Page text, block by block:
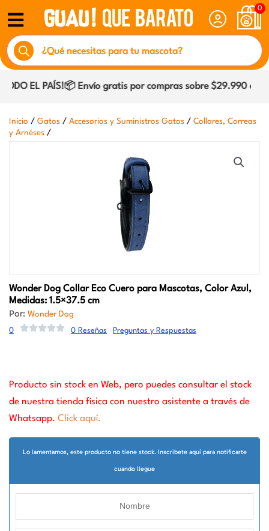
contenido
0
Búsqueda
de
productos
EL PAÍS!📦 Envío gratis por compras sobre $29.990
Inicio / Gatos / Accesorios y Suministros Gatos / Collares, Correas
y Arnéses /
Wonder Dog Collar Eco Cuero para Mascotas, Color Azul,
Medidas: 1.5×37.5 cm
Por: Wonder Dog
0 0 Reseñas Preguntas y Respuestas
Producto sin stock en Web, pero puedes consultar el stock
de nuestra tienda física con nuestro asistente a través de
Whatsapp. Click aquí.
Lo lamentamos, este producto no tiene stock. Inscribete aquí para notificarte
cuando llegue